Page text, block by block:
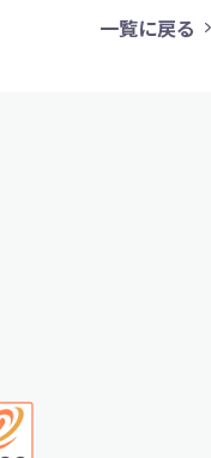
一覧に戻る